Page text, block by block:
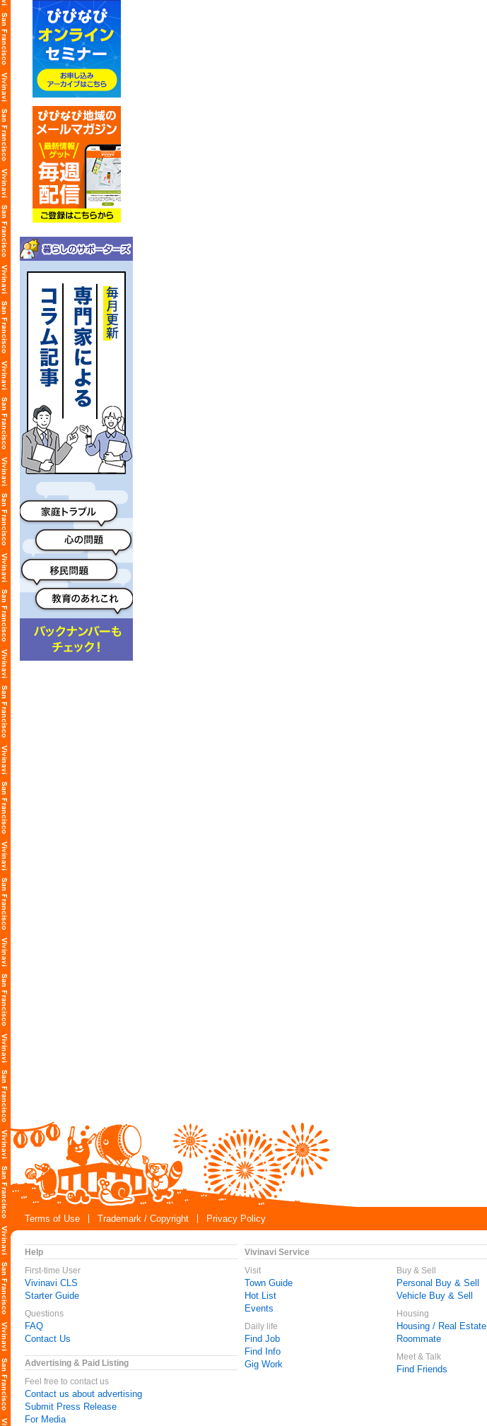
Terms of Use
Trademark / Copyright Privacy Policy
Help
First-time User
Vivinavi CLS
Starter Guide
Questions
FAQ
Contact Us
Advertising & Paid Listing
Feel free to contact us
Contact us about advertising
Submit Press Release
For Media
Vivinavi Service
Visit
Town Guide
Hot List
Events
Daily life
Find Job
Find Info
Gig Work
Buy & Sell
Personal Buy & Sell
Vehicle Buy & Sell
Housing
Housing / Real Estate
Roommate
Meet & Talk
Find Friends